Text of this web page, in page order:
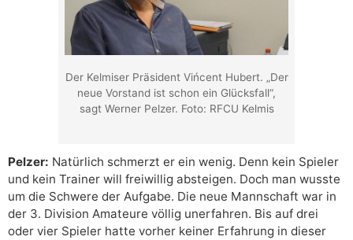
Der Kelmiser Präsident Vińcent Hubert. „Der
neue Vorstand ist schon ein Glücksfall“,
sagt Werner Pelzer. Foto: RFCU Kelmis
Pelzer: Natürlich schmerzt er ein wenig. Denn kein Spieler
und kein Trainer will freiwillig absteigen. Doch man wusste
um die Schwere der Aufgabe. Die neue Mannschaft war in
der 3. Division Amateure völlig unerfahren. Bis auf drei
oder vier Spieler hatte vorher keiner Erfahrung in dieser